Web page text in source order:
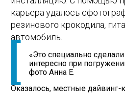
карьера удалось
резинового крокодила,
автомобиль.
«Это специально
интересно при
фото Анна Е.
Оказалось, местные дайвинг-